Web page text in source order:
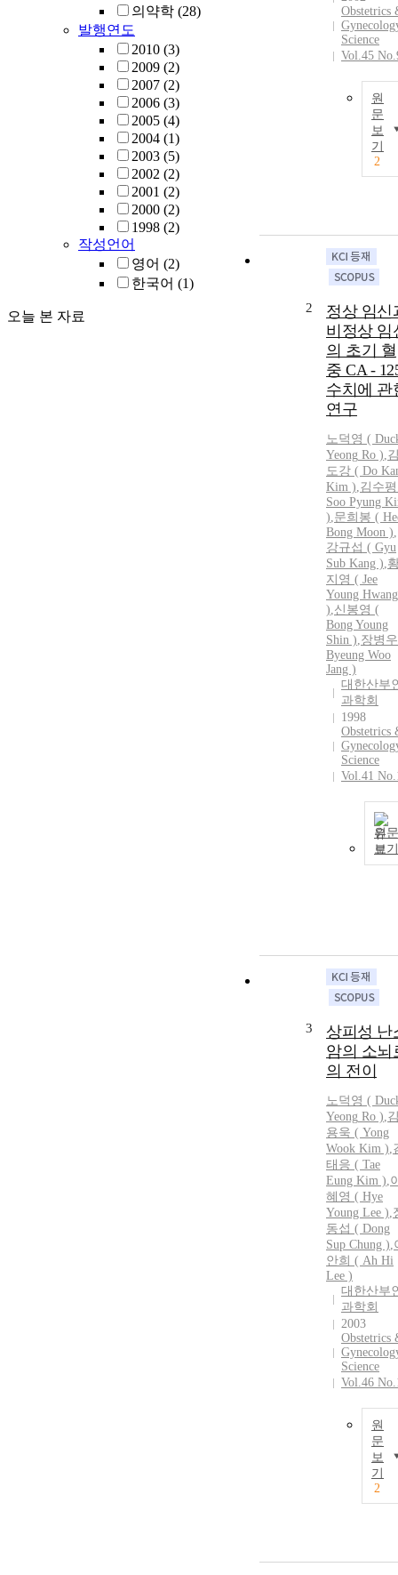
의약학 (28)
발행연도
2010 (3)
2009 (2)
2007 (2)
2006 (3)
2005 (4)
2004 (1)
2003 (5)
2002 (2)
2001 (2)
2000 (2)
1998 (2)
작성언어
영어 (2)
한국어 (1)
오늘 본 자료
Obstetrics
Science
Vol.45
원
문
보
기
2
2
정상 임신
비정상 임
의 초기 혈
중 CA -
수치에 관
연구
노덕영 (
Yeong Ro ),
도강 ( Do
Kim ),김수
Soo Pyung
),문희봉 (
Bong Moon ),
강규섭 ( Gyu
Sub Kang ),
지영 ( Jee
Young Hwang
),신봉영 (
Bong Young
Shin ),장병
Byeung Woo
Jang )
대한산부
과학회
1998
Obstetrics
Science
Vol.41
원문
보기
3
상피성 난
암의 소뇌
의 전이
노덕영 (
Yeong Ro ),
용욱 ( Yong
Wook Kim ),
태응 ( Tae
Eung Kim ),
혜영 ( Hye
Young Lee ),
동섭 ( Dong
Sup Chung ),
안희 ( Ah Hi
Lee )
대한산부
과학회
2003
Obstetrics
Science
Vol.46
원
문
보
기
2